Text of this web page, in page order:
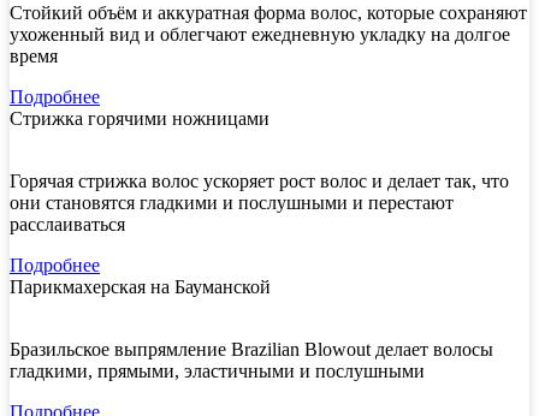
Стойкий объём и аккуратная форма волос, которые сохраняют
ухоженный вид и облегчают ежедневную укладку на долгое
время
Подробнее
Стрижка горячими ножницами
Горячая стрижка волос ускоряет рост волос и делает так, что
они становятся гладкими и послушными и перестают
расслаиваться
Подробнее
Парикмахерская на Бауманской
Бразильское выпрямление Brazilian Blowout делает волосы
гладкими, прямыми, эластичными и послушными
Подробнее